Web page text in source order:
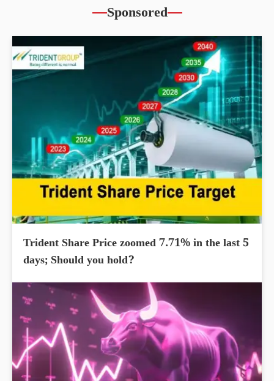
Sponsored
Trident Share Price zoomed 7.71% in the last 5
days; Should you hold?